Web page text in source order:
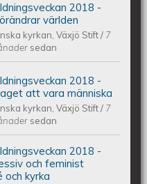
2018 - Mod
2018 -
världen
kyrkan, Växjö Stift/ 7
sedan
2018 -
människa
2018 -
att vara människa
kyrkan, Växjö Stift/ 7
sedan
2018 -
2018 -
och feminist
och kyrka